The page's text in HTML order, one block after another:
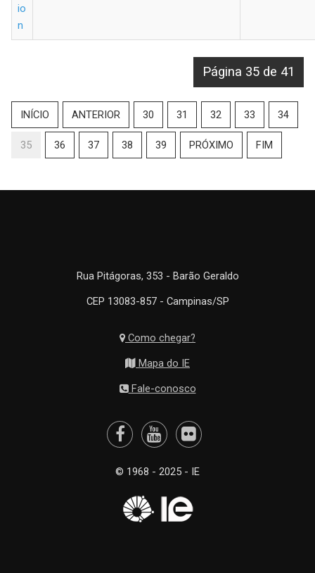
io
n
Página 35 de 41
INÍCIO ANTERIOR 30 31 32 33 34
35 36 37 38 39 PRÓXIMO FIM
Rua Pitágoras, 353 - Barão Geraldo
CEP 13083-857 - Campinas/SP
Como chegar?
Mapa do IE
Fale-conosco
© 1968 - 2025 - IE